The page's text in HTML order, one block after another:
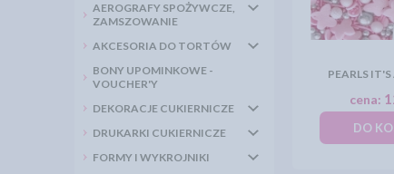
AEROGRAFY SPOŻYWCZE,
ZAMSZOWANIE
AKCESORIA DO TORTÓW
BONY UPOMINKOWE -
VOUCHER'Y
DEKORACJE CUKIERNICZE
DRUKARKI CUKIERNICZE
FORMY I WYKROJNIKI
PEARLS
cena:
DO